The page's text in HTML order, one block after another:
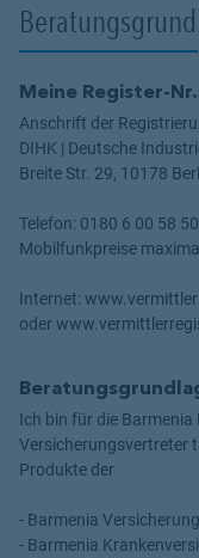
Meine Register-
Anschrift der
DIHK | Deutsche
Breite Str. 29, 10178
Telefon: 0180 6 00 58
Mobilfunkpreise
Internet:
oder
Ich bin für die
Versicherungsvertreter
Produkte der
- Barmenia
- Barmenia